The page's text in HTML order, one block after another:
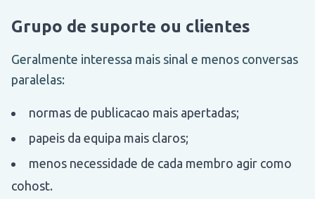
Grupo de suporte ou clientes
Geralmente interessa mais sinal e menos conversas
paralelas:
normas de publicacao mais apertadas;
papeis da equipa mais claros;
menos necessidade de cada membro agir como
cohost.